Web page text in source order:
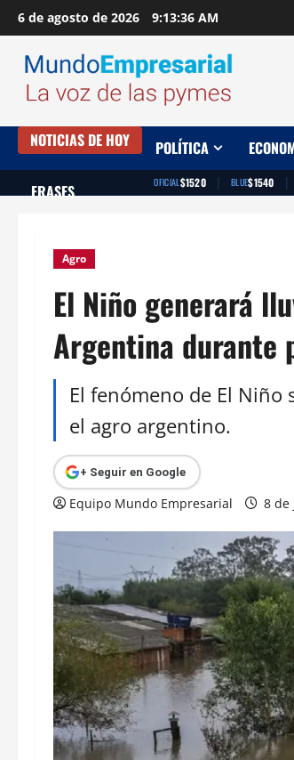
Saltar
al
contenido
6 de agosto de 2026 9:13:37 AM
NOTICIAS DE HOY POLÍTICA
FRASES OFICIAL$1520 | BLUE$1540 |
Agro
El Niño generará
Argentina durante
El fenómeno de El
el agro argentino.
+ Seguir en Google
Equipo Mundo Empresarial 8 de